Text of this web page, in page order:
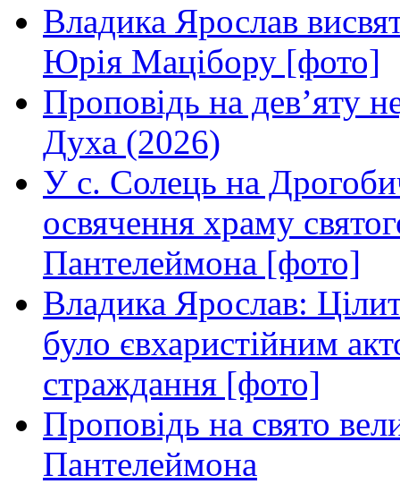
Владика Ярослав
Юрія Мацібору [фото]
Проповідь на дев’яту
Духа (2026)
У с. Солець на
освячення храму
Пантелеймона [фото]
Владика Ярослав:
було євхаристійним
страждання [фото]
Проповідь на свято
Пантелеймона